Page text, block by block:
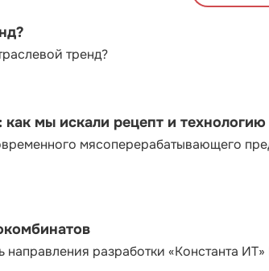
тренд?
мы искали рецепт и
мясоперерабатывающего
разработки «Константа